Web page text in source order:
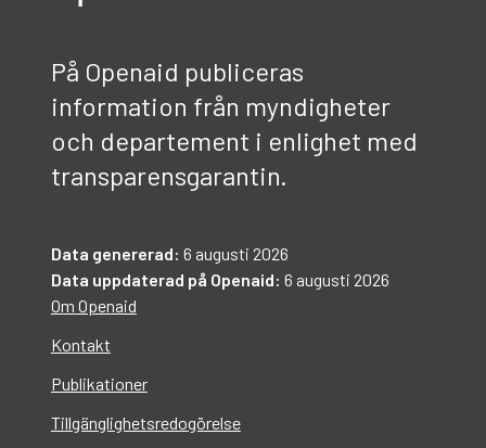
På Openaid publiceras
information från myndigheter
och departement i enlighet med
transparensgarantin.
Data genererad: 6 augusti 2026
Data uppdaterad på Openaid: 6 augusti 2026
Om Openaid
Kontakt
Publikationer
Tillgänglighetsredogörelse